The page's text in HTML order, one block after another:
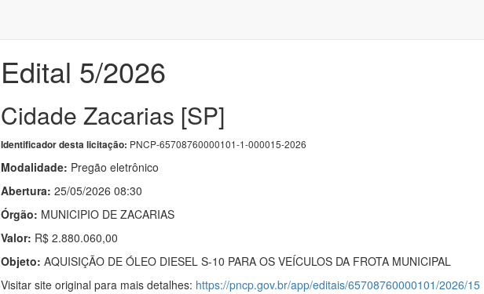
Edital 5/2026
Cidade Zacarias [SP]
Identificador desta licitação: PNCP-65708760000101-1-000015-2026
Modalidade: Pregão eletrônico
Abertura: 25/05/2026 08:30
Órgão: MUNICIPIO DE ZACARIAS
Valor: R$ 2.880.060,00
Objeto: AQUISIÇÃO DE ÓLEO DIESEL S-10 PARA OS VEÍCULOS DA FROTA MUNICIPAL
Visitar site original para mais detalhes: https://pncp.gov.br/app/editais/65708760000101/2026/15